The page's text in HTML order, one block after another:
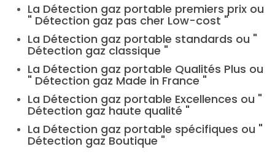
La Détection gaz portable premiers prix ou
" Détection gaz pas cher Low-cost "
La Détection gaz portable standards ou "
Détection gaz classique "
La Détection gaz portable Qualités Plus ou
" Détection gaz Made in France "
La Détection gaz portable Excellences ou "
Détection gaz haute qualité "
La Détection gaz portable spécifiques ou "
Détection gaz Boutique "